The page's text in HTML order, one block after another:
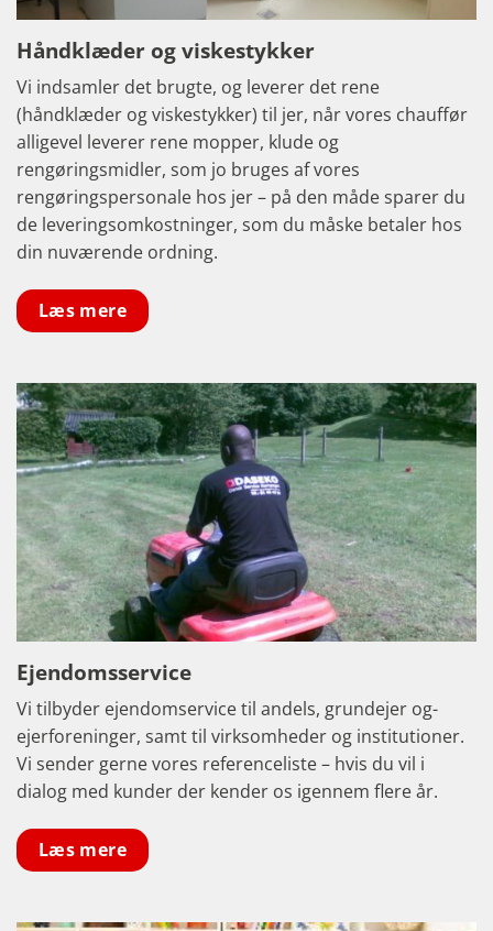
Håndklæder og viskestykker
Vi indsamler det brugte, og leverer det rene
(håndklæder og viskestykker) til jer, når vores chauffør
alligevel leverer rene mopper, klude og
rengøringsmidler, som jo bruges af vores
rengøringspersonale hos jer – på den måde sparer du
de leveringsomkostninger, som du måske betaler hos
din nuværende ordning.
Læs mere
Ejendomsservice
Vi tilbyder ejendomservice til andels, grundejer og-
ejerforeninger, samt til virksomheder og institutioner.
Vi sender gerne vores referenceliste – hvis du vil i
dialog med kunder der kender os igennem flere år.
Læs mere